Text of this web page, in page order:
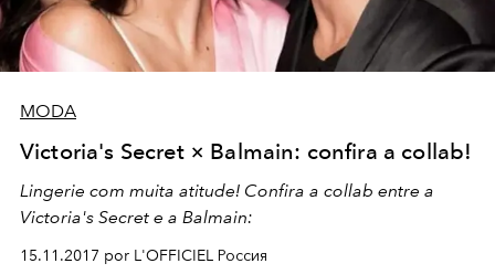
MODA
Victoria's Secret × Balmain: confira a collab!
Lingerie com muita atitude! Confira a collab entre a
Victoria's Secret e a Balmain:
15.11.2017 por L'OFFICIEL Россия